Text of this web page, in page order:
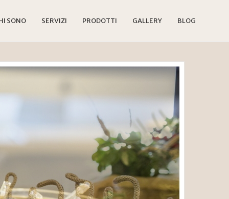
SONO SERVIZI PRODOTTI GALLERY BLOG